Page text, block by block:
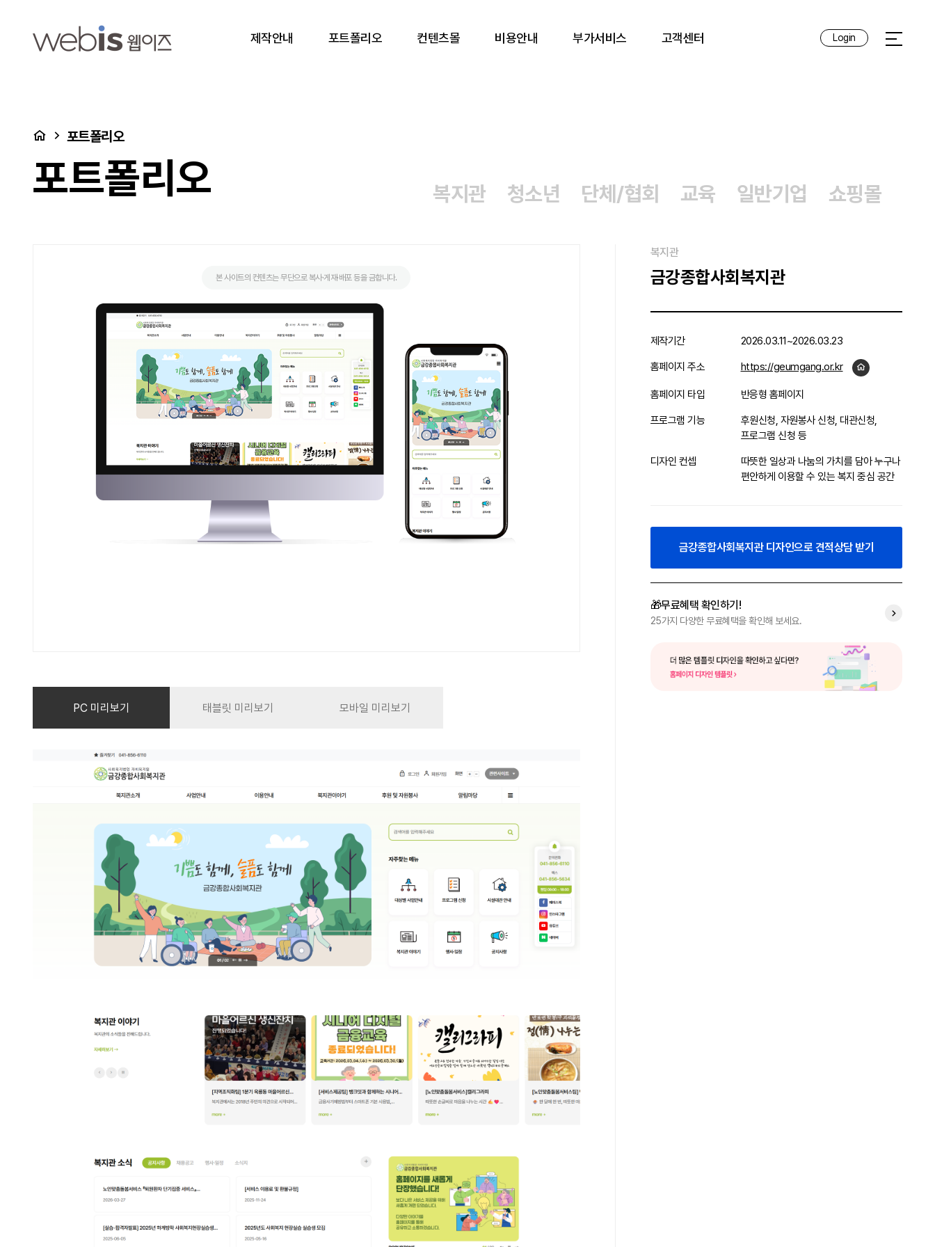
제작안내 포트폴리오 컨텐츠몰 비용안내 부가서비스 고객센터 Login
전체메뉴
처음으로
포트폴리오
포트폴리오 복지관 청소년 단체/협회 교육 일반기업 쇼핑몰
본 사이트의 컨텐츠는 무단으로 복사·게재·배포 등을 금합니다.
PC 미리보기 태블릿 미리보기 모바일 미리보기
복지관
금강종합사회복지관
제작기간 2026.03.11~2026.03.23
홈페이지 주소 https://geumgang.or.kr
홈페이지 타입 반응형 홈페이지
프로그램 기능
후원신청, 자원봉사 신청, 대관신청,
프로그램 신청 등
디자인 컨셉
따뜻한 일상과 나눔의 가치를 담아 누구나
편안하게 이용할 수 있는 복지 중심 공간
금강종합사회복지관 디자인으로 견적상담 받기
🎁무료혜택 확인하기!
25가지 다양한 무료혜택을 확인해 보세요.